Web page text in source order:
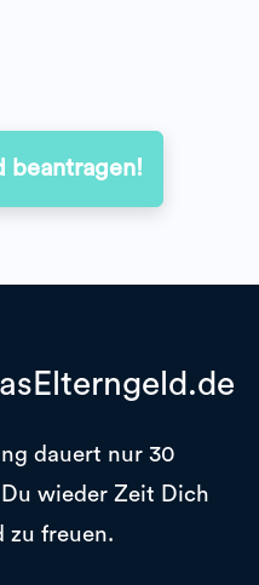
beantragen!
dauert nur 30
wieder Zeit Dich
zu freuen.